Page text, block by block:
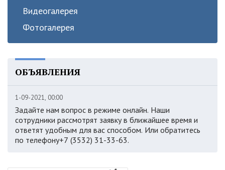
Видеогалерея
Фотогалерея
ОБЪЯВЛЕНИЯ
1-09-2021, 00:00
Задайте нам вопрос в режиме онлайн. Наши
сотрудники рассмотрят заявку в ближайшее время и
ответят удобным для вас способом. Или обратитесь
по телефону+7 (3532) 31-33-63.